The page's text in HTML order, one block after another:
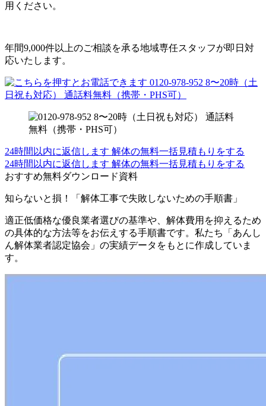
用ください。
年間9,000件以上のご相談を承る地域専任スタッフが即日対
応いたします。
24時間以内に返信します 解体の無料一括見積もりをする
24時間以内に返信します 解体の無料一括見積もりをする
おすすめ無料ダウンロード資料
知らないと損！「解体工事で失敗しないための手順書」
適正低価格な優良業者選びの基準や、解体費用を抑えるため
の具体的な方法等をお伝えする手順書です。私たち「あんし
ん解体業者認定協会」の実績データをもとに作成していま
す。